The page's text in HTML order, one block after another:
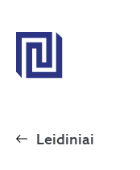
Leidiniai